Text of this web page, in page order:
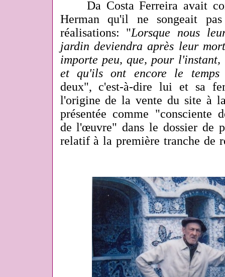
Da Costa Ferreiraavait
Herman qu'il ne songeait
réalisations: "Lorsque nous
jardin deviendra après leur
importe peu, que, pour
et qu'ils ont encore le temps
deux", c'est-à-dire lui et sa
l'origine de la vente du site à
présentée comme "consciente
de l'œuvre" dans le dossier de
relatif à la première tranche de